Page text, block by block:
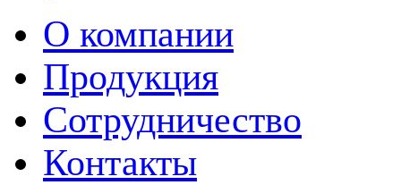
О компании
Продукция
Сотрудничество
Контакты